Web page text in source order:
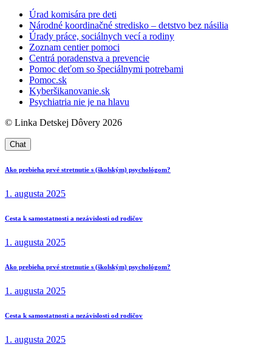
Úrad komisára pre deti
Národné koordinačné stredisko – detstvo bez násilia
Úrady práce, sociálnych vecí a rodiny
Zoznam centier pomoci
Centrá poradenstva a prevencie
Pomoc deťom so špeciálnymi potrebami
Pomoc.sk
Kyberšikanovanie.sk
Psychiatria nie je na hlavu
© Linka Detskej Dôvery 2026
Ako prebieha prvé stretnutie s (školským) psychológom?
1. augusta 2025
Cesta k samostatnosti a nezávislosti od rodičov
1. augusta 2025
Ako prebieha prvé stretnutie s (školským) psychológom?
1. augusta 2025
Cesta k samostatnosti a nezávislosti od rodičov
1. augusta 2025